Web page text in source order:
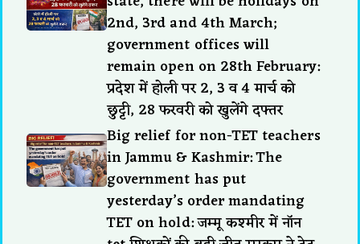
2nd, 3rd and 4th March;
government offices will
remain open on 28th February:
प्रदेश में होली पर 2, 3 व 4 मार्च को
छुट्टी, 28 फरवरी को खुलेंगे दफ्तर
Big relief for non-TET teachers
in Jammu & Kashmir: The
government has put
yesterday’s order mandating
TET on hold: जम्मू कश्मीर में नॉन